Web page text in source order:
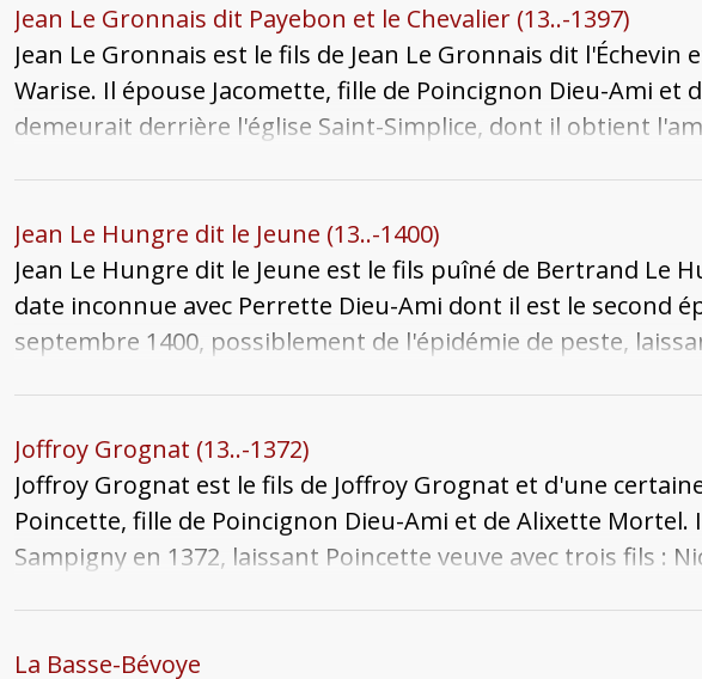
Jean Le Gronnais dit Payebon et le Chevalier (13..-1397)
Jean Le Gronnais est le fils de Jean Le Gronnais dit l'Échevin
Warise. Il épouse Jacomette, fille de Poincignon Dieu-Ami et
demeurait derrière l'église Saint-Simplice, dont il obtient
Célestins. Veuve, Jacomette se remarie avec Laurent de Toul.
Jean Le Hungre dit le Jeune (13..-1400)
Jean Le Hungre dit le Jeune est le fils puîné de Bertrand Le
date inconnue avec Perrette Dieu-Ami dont il est le second
septembre 1400, possiblement de l'épidémie de peste,
Joffroy Grognat (13..-1372)
Joffroy Grognat est le fils de Joffroy Grognat et d'une
Poincette, fille de Poincignon Dieu-Ami et de Alixette Mortel.
Sampigny en 1372, laissant Poincette veuve avec trois fils :
La Basse-Bévoye